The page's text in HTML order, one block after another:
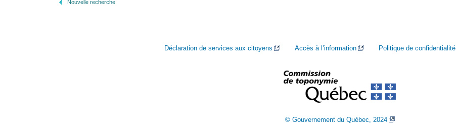
Nouvelle recherche
Déclaration de services aux citoyens Accès à l’information Politique de confidentialité
© Gouvernement du Québec, 2024